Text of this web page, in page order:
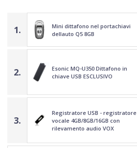
1.
Mini dittafono nel portachiavi
dellauto Q5 8GB
2.
Esonic MQ-U350 Dittafono in
chiave USB ESCLUSIVO
3.
Registratore USB - registratore
vocale 4GB/8GB/16GB con
rilevamento audio VOX